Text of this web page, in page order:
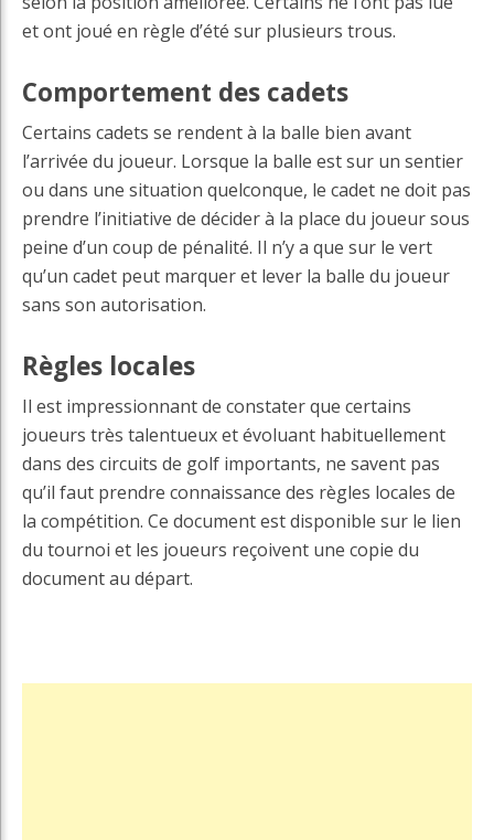
et ont joué en règle d’été sur plusieurs trous.
Comportement des cadets
Certains cadets se rendent à la balle bien avant
l’arrivée du joueur. Lorsque la balle est sur un sentier
ou dans une situation quelconque, le cadet ne doit pas
prendre l’initiative de décider à la place du joueur sous
peine d’un coup de pénalité. Il n’y a que sur le vert
qu’un cadet peut marquer et lever la balle du joueur
sans son autorisation.
Règles locales
Il est impressionnant de constater que certains
joueurs très talentueux et évoluant habituellement
dans des circuits de golf importants, ne savent pas
qu’il faut prendre connaissance des règles locales de
la compétition. Ce document est disponible sur le lien
du tournoi et les joueurs reçoivent une copie du
document au départ.